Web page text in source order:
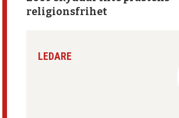
religionsfrihet
LEDARE